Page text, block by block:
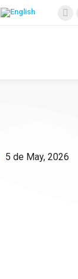
5 de May, 2026